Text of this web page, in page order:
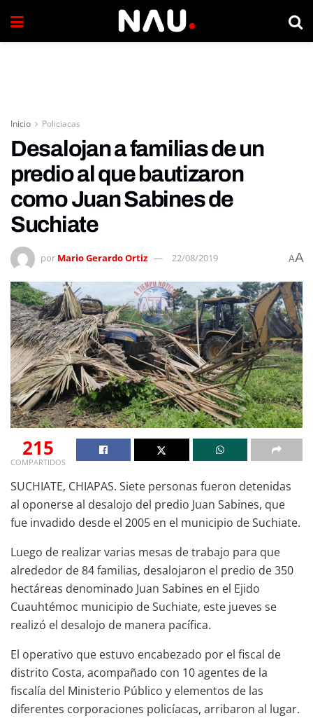
Inicio Policiacas
Desalojan a familias de un
predio al que bautizaron
como Juan Sabines de
Suchiate
por Mario Gerardo Ortiz 22/08/2019 AA
215
COMPARTIDOS
SUCHIATE, CHIAPAS. Siete personas fueron detenidas
al oponerse al desalojo del predio Juan Sabines, que
fue invadido desde el 2005 en el municipio de Suchiate.
Luego de realizar varias mesas de trabajo para que
alrededor de 84 familias, desalojaron el predio de 350
hectáreas denominado Juan Sabines en el Ejido
Cuauhtémoc municipio de Suchiate, este jueves se
realizó el desalojo de manera pacífica.
El operativo que estuvo encabezado por el fiscal de
distrito Costa, acompañado con 10 agentes de la
fiscalía del Ministerio Público y elementos de las
diferentes corporaciones policíacas, arribaron al lugar.